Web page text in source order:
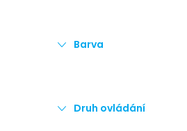
Barva
Druh ovládání